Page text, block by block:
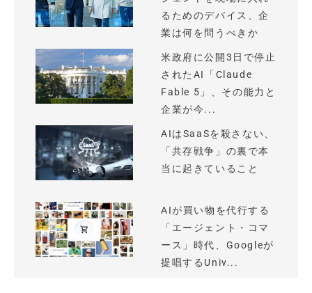
るためのデバイス、企
業は何を問うべきか
米政府に公開3日で停止
されたAI「Claude
Fable 5」、その能力と
企業が今...
AIはSaaSを殺さない、
「共存戦争」の裏で本
当に起きていること
AIが買い物を代行する
「エージェント・コマ
ース」時代、Googleが
提唱するUniv...